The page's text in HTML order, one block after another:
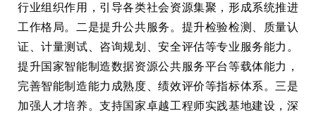
行业组织作用，引导各类社会资源集聚，形成系统推进
工作格局。二是提升公共服务。提升检验检测、质量认
证、计量测试、咨询规划、安全评估等专业服务能力。
提升国家智能制造数据资源公共服务平台等载体能力，
完善智能制造能力成熟度、绩效评价等指标体系。三是
加强人才培养。支持国家卓越工程师实践基地建设，深